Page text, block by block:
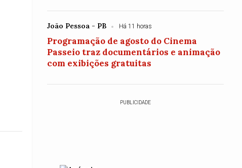
João Pessoa - PB Há 11 horas
Programação de agosto do Cinema
Passeio traz documentários e animação
com exibições gratuitas
PUBLICIDADE